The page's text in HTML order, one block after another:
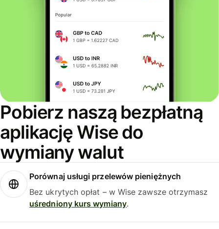
Pobierz naszą bezpłatną
aplikację Wise do
wymiany walut
Porównaj usługi przelewów pieniężnych
Bez ukrytych opłat – w Wise zawsze otrzymasz
uśredniony kurs wymiany.